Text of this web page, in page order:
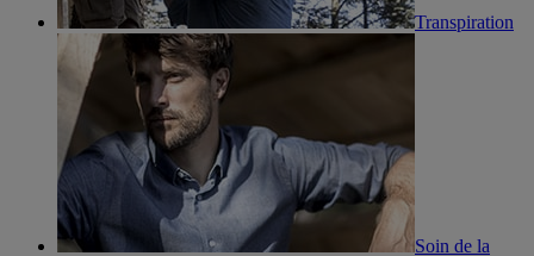
Transpiration
Soin de la